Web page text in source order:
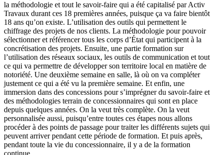
la méthodologie et tout le savoir-faire qui a été capitalisé par Activ
Travaux durant ces 18 premières années, puisque ça va faire bientôt
18 ans qu’on existe. L’utilisation des outils qui permettent le
chiffrage des projets de nos clients. La méthodologie pour pouvoir
sélectionner et référencer tous les corps d’État qui participent à la
concrétisation des projets. Ensuite, une partie formation sur
l’utilisation des réseaux sociaux, les outils de communication et tout
ce qui va permettre de développer son territoire local en matière de
notoriété. Une deuxième semaine en salle, là où on va compléter
justement ce qui a été vu la première semaine. Et enfin, une
immersion dans des concessions pour s’imprégner du savoir-faire et
des méthodologies terrain de concessionnaires qui sont en place
depuis quelques années. On la veut très complète. On la veut
personnalisée aussi, puisqu’entre toutes ces étapes nous allons
procéder à des points de passage pour traiter les différents sujets qui
peuvent arriver pendant cette période de formation. Et puis après,
pendant toute la vie du concessionnaire, il y a de la formation
continue.